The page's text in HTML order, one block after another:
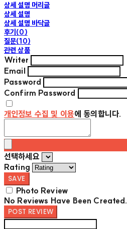
상세 설명 머리글
상세 설명
상세 설명 바닥글
후기(0)
질문(10)
관련 상품
Writer
Email
Password
Confirm Password
개인정보 수집 및 이용에 동의합니다.
선택하세요
Rating
SAVE
Photo Review
No Reviews Have Been Created.
POST REVIEW